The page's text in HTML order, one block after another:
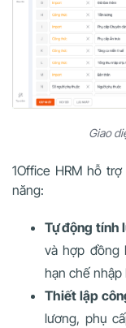
Giao
1Office HRM hỗ
năng:
Tự động tính
và hợp đồng
hạn chế
Thiết lập
lương, phụ